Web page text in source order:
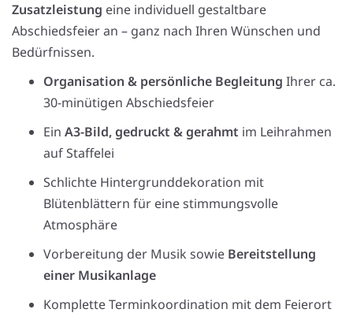
Zusatzleistung eine individuell gestaltbare
Abschiedsfeier an – ganz nach Ihren Wünschen und
Bedürfnissen.
Organisation & persönliche Begleitung Ihrer ca.
30-minütigen Abschiedsfeier
Ein A3-Bild, gedruckt & gerahmt im Leihrahmen
auf Staffelei
Schlichte Hintergrunddekoration mit
Blütenblättern für eine stimmungsvolle
Atmosphäre
Vorbereitung der Musik sowie Bereitstellung
einer Musikanlage
Komplette Terminkoordination mit dem Feierort